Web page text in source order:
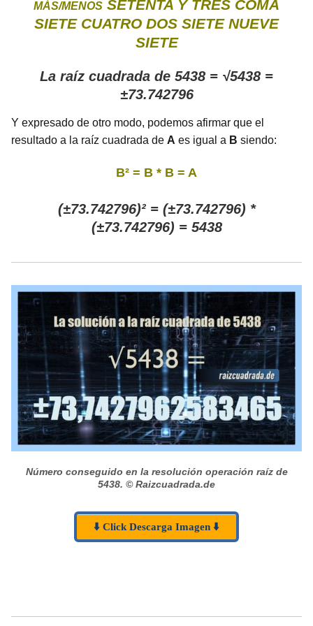
MÁS/MENOS SETENTA Y TRES COMA
SIETE CUATRO DOS SIETE NUEVE
SIETE
La raíz cuadrada de 5438 = √5438 =
±73.742796
Y expresado de otro modo, podemos afirmar que el
resultado a la raíz cuadrada de A es igual a B siendo:
B² = B * B = A
(±73.742796)² = (±73.742796) *
(±73.742796) = 5438
Número conseguido en la resolución operación raíz de
5438. © Raizcuadrada.de
⬇️ Click Descarga Imagen ⬇️